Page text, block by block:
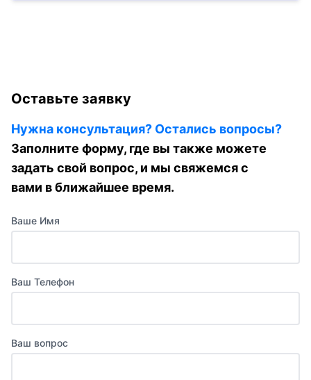
Оставьте заявку
Нужна консультация? Остались вопросы?
Заполните форму, где вы также можете
задать свой вопрос, и мы свяжемся с
вами в ближайшее время.
Ваше Имя
Ваш Телефон
Ваш вопрос